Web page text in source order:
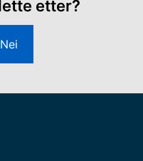
etter?
Nei